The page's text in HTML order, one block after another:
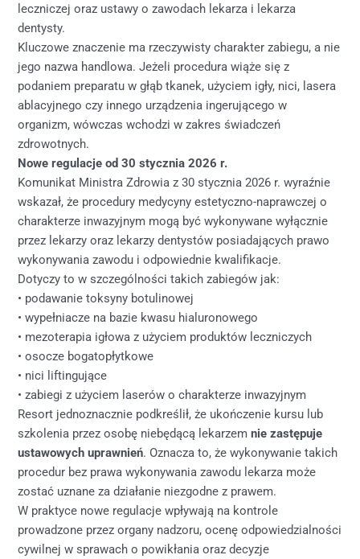
leczniczej oraz ustawy o zawodach lekarza i lekarza
dentysty.
Kluczowe znaczenie ma rzeczywisty charakter zabiegu, a nie
jego nazwa handlowa. Jeżeli procedura wiąże się z
podaniem preparatu w głąb tkanek, użyciem igły, nici, lasera
ablacyjnego czy innego urządzenia ingerującego w
organizm, wówczas wchodzi w zakres świadczeń
zdrowotnych.
Nowe regulacje od 30 stycznia 2026 r.
Komunikat Ministra Zdrowia z 30 stycznia 2026 r. wyraźnie
wskazał, że procedury medycyny estetyczno-naprawczej o
charakterze inwazyjnym mogą być wykonywane wyłącznie
przez lekarzy oraz lekarzy dentystów posiadających prawo
wykonywania zawodu i odpowiednie kwalifikacje.
Dotyczy to w szczególności takich zabiegów jak:
• podawanie toksyny botulinowej
• wypełniacze na bazie kwasu hialuronowego
• mezoterapia igłowa z użyciem produktów leczniczych
• osocze bogatopłytkowe
• nici liftingujące
• zabiegi z użyciem laserów o charakterze inwazyjnym
Resort jednoznacznie podkreślił, że ukończenie kursu lub
szkolenia przez osobę niebędącą lekarzemnie zastępuje
ustawowych uprawnień. Oznacza to, że wykonywanie takich
procedur bez prawa wykonywania zawodu lekarza może
zostać uznane za działanie niezgodne z prawem.
W praktyce nowe regulacje wpływają na kontrole
prowadzone przez organy nadzoru, ocenę odpowiedzialności
cywilnej w sprawach o powikłania oraz decyzje